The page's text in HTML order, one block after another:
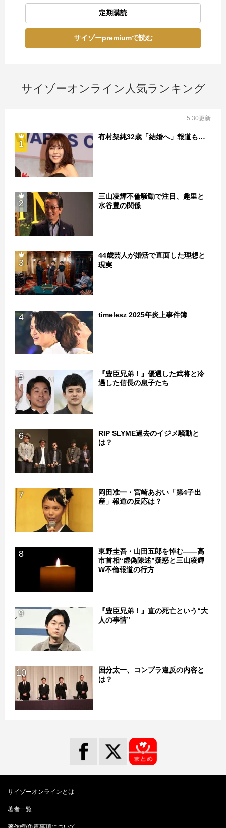
定期購読
サイゾーpremiumで読む
サイゾーオンライン人気ランキング
5:30更新
1
有村架純32歳「結婚へ」報道も…
2
三山凌輝不倫騒動で注目、趣里と
水谷豊の関係
3
44歳芸人が婚活で直面した理想と
現実
4 timelesz 2025年炎上事件簿
5
『豊臣兄弟！』優遇した武将と冷
遇した信長の息子たち
6
RIP SLYME過去のイジメ騒動と
は？
7
岡田准一・宮崎あおい「第4子出
産」報道の反応は？
8
東野圭吾・山田五郎を悼む――高
市首相“虚偽陳述”疑惑と三山凌輝
W不倫報道の行方
9
『豊臣兄弟！』直の死亡という“大
人の事情”
10
国分太一、コンプラ違反の内容と
は？
サイゾーオンラインとは
著者一覧